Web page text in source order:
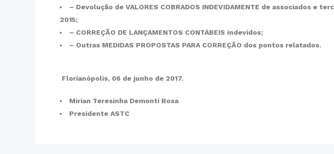
– Devolução de VALORES COBRADOS INDEVIDAMENTE de associados e
2015;
– CORREÇÃO DE LANÇAMENTOS CONTÁBEIS indevidos;
– Outras MEDIDAS PROPOSTAS PARA CORREÇÃO dos pontos relatados.
Florianópolis, 06 de junho de 2017.
Mirian Teresinha Demonti Rosa
Presidente ASTC